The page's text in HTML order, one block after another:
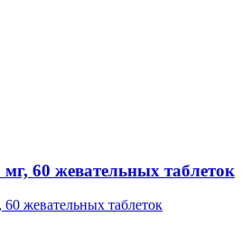
60 жевательных таблеток